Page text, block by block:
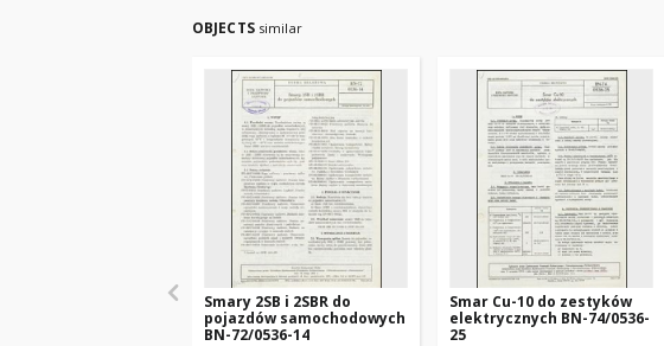
OBJECTS similar
Smary 2SB i 2SBR do
pojazdów samochodowych
BN-72/0536-14
Smar Cu-10 do zestyków
elektrycznych BN-74/0536-
25